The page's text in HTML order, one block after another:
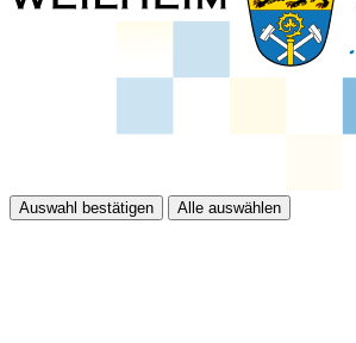
Auswahl bestätigen Alle auswählen